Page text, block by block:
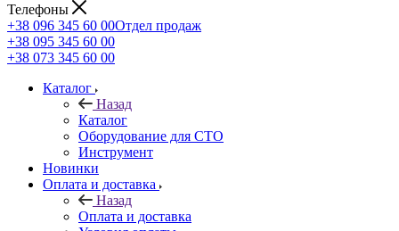
Телефоны
+38 096 345 60 00Отдел продаж
+38 095 345 60 00
+38 073 345 60 00
Каталог
Назад
Каталог
Оборудование для СТО
Инструмент
Новинки
Оплата и доставка
Назад
Оплата и доставка